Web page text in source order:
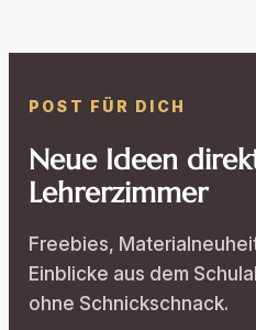
POST FÜR DICH
Neue Ideen
Lehrerzimmer
Freebies,
Einblicke aus dem
ohne Schnickschnack.